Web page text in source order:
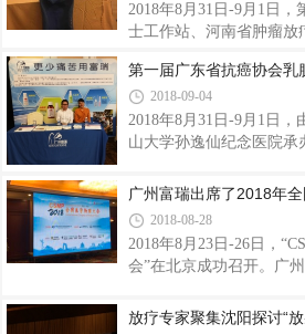
2018年8月31日-9月1日
士工作站、河南省肿瘤放
康科技有限公司(以下简
参展商出席了此次会议。
第一届广东省抗癌协会乳
2018-09-04
2018年8月31日-9月1日
山大学孙逸仙纪念医院承
厦成功召开。广州富瑞健
广州富瑞出席了2018年
2018-08-28
2018年8月23日-26日，
会”在北京成功召开。广
放疗专家聚集沈阳探讨“